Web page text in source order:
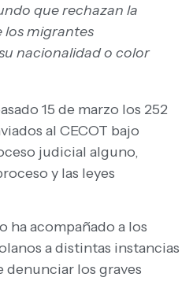
que rechazan la
los migrantes
nacionalidad o color
15 de marzo los 252
al CECOT bajo
judicial alguno,
y las leyes
ha acompañado a los
a distintas instancias
denunciar los graves